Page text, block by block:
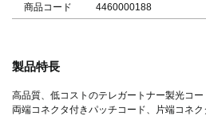
商品コード 4460000188
製品特長
高品質、低コストのテレガートナー製光コー
両端コネクタ付きパッチコード、片端コネ